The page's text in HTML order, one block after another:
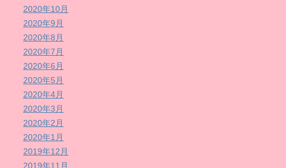
2020年10月
2020年9月
2020年8月
2020年7月
2020年6月
2020年5月
2020年4月
2020年3月
2020年2月
2020年1月
2019年12月
2019年11月